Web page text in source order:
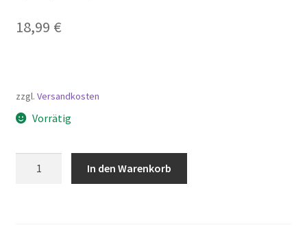
18,99 €
zzgl. Versandkosten
Vorrätig
In den Warenkorb